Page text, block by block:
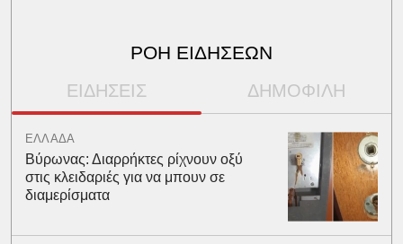
ΡΟΗ ΕΙΔΗΣΕΩΝ
ΕΙΔΗΣΕΙΣ ΔΗΜΟΦΙΛΗ
ΕΛΛΑΔΑ
Βύρωνας: Διαρρήκτες ρίχνουν οξύ
στις κλειδαριές για να μπουν σε
διαμερίσματα